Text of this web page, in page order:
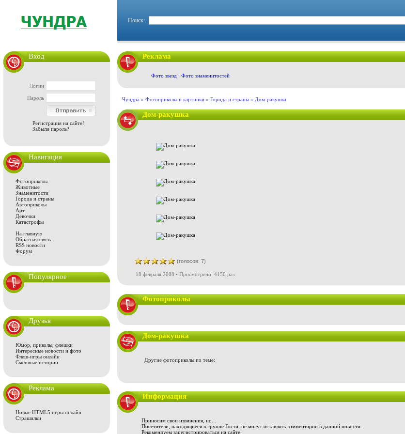
Поиск:
Вход
Логин
Пароль
Регистрация на сайте!
Забыли пароль?
Навигация
Фотоприколы
Животные
Знаменитости
Города и страны
Автоприколы
Арт
Девочки
Катастрофы
На главную
Обратная связь
RSS новости
Форум
Популярное
Друзья
Юмор, приколы, флешки
Интересные новости и фото
Флеш-игры онлайн
Смешные истории
Реклама
Новые HTML5 игры онлайн
Страшилки
Реклама
Фото звезд : Фото знаменитостей
Чундра » Фотоприколы и картинки » Города и страны » Дом-ракушка
Дом-ракушка
(голосов: 7)
18 февраля 2008 • Просмотрено: 4150 раз
Фотоприколы
Дом-ракушка
Другие фотоприколы по теме:
Информация
Приносим свои извинения, но...
Посетители, находящиеся в группе Гости, не могут оставлять комментарии в данной новости.
Рекомендуем зарегистрироваться на сайте.